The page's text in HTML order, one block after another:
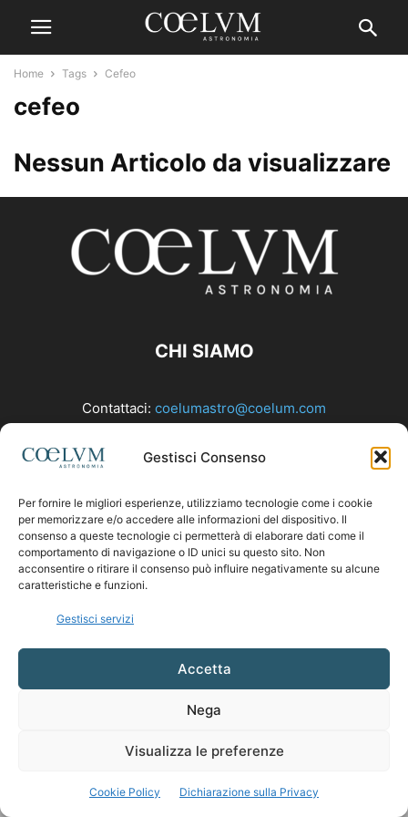
Gestisci Consenso
Per fornire le migliori esperienze, utilizziamo tecnologie come i cookie
per memorizzare e/o accedere alle informazioni del dispositivo. Il
consenso a queste tecnologie ci permetterà di elaborare dati come il
comportamento di navigazione o ID unici su questo sito. Non
acconsentire o ritirare il consenso può influire negativamente su alcune
caratteristiche e funzioni.
Gestisci servizi
Accetta
Nega
Visualizza le preferenze
Cookie Policy Dichiarazione sulla Privacy
Home Tags Cefeo
cefeo
Nessun Articolo da visualizzare
CHI SIAMO
Contattaci: coelumastro@coelum.com
SEGUICI